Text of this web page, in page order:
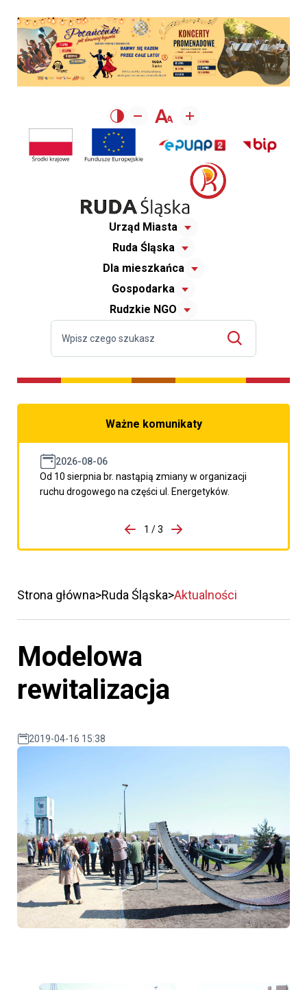
Urząd Miasta
Ruda Śląska
Dla mieszkańca
Gospodarka
Rudzkie NGO
Ważne komunikaty
2026-08-06
Od 10 sierpnia br. nastąpią zmiany w organizacji
ruchu drogowego na części ul. Energetyków.
porzpedniego komunikatu
1 / 3
Przejdź do następnego
Strona główna Ruda Śląska Aktualności
Modelowa
rewitalizacja
2019-04-16 15:38